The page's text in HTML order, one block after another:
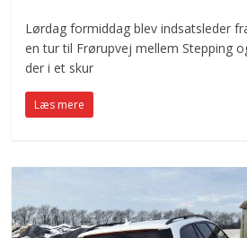
Lørdag formiddag blev indsatsleder
en tur til Frørupvej mellem Stepping
der i et skur
Læs mere